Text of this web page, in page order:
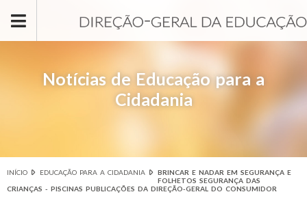
Notícias de Educação para a
Cidadania
Está aqui
INÍCIO EDUCAÇÃO PARA A CIDADANIA
BRINCAR E NADAR EM SEGURANÇA E
FOLHETOS SEGURANÇA DAS
CRIANÇAS - PISCINAS PUBLICAÇÕES DA DIREÇÃO-GERAL DO CONSUMIDOR